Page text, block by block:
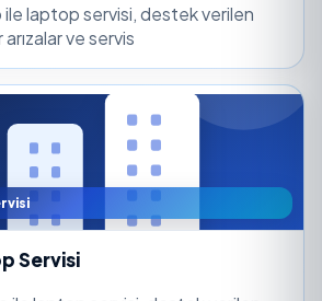
ile laptop servisi, destek verilen
ve servis
Servisi